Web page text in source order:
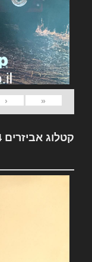
«
‹
קטלוג אביזרים Jeep 1984